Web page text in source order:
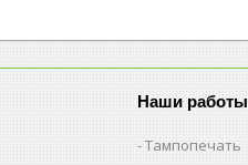
Наши работы
Тампопечать